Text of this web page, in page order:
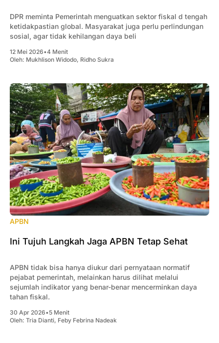
DPR meminta Pemerintah menguatkan sektor fiskal d tengah
ketidakpastian global. Masyarakat juga perlu perlindungan
sosial, agar tidak kehilangan daya beli
12 Mei 2026•4 Menit
Oleh: Mukhlison Widodo, Ridho Sukra
APBN
Ini Tujuh Langkah Jaga APBN Tetap Sehat
APBN tidak bisa hanya diukur dari pernyataan normatif
pejabat pemerintah, melainkan harus dilihat melalui
sejumlah indikator yang benar-benar mencerminkan daya
tahan fiskal.
30 Apr 2026•5 Menit
Oleh: Tria Dianti, Feby Febrina Nadeak